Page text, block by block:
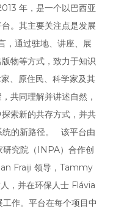
年，是一个以巴西亚
。其主要关注点是发展
，通过驻地、讲座、展
物等方式，致力于知识
、原住民、科学家及其
共同理解并讲述自然，
索新的共存方式，并共
统的新路径。 该平台由
研究院（INPA）合作创
Fraiji 领导，Tammy
，并在环保人士 Flávia
作。平台在每个项目中